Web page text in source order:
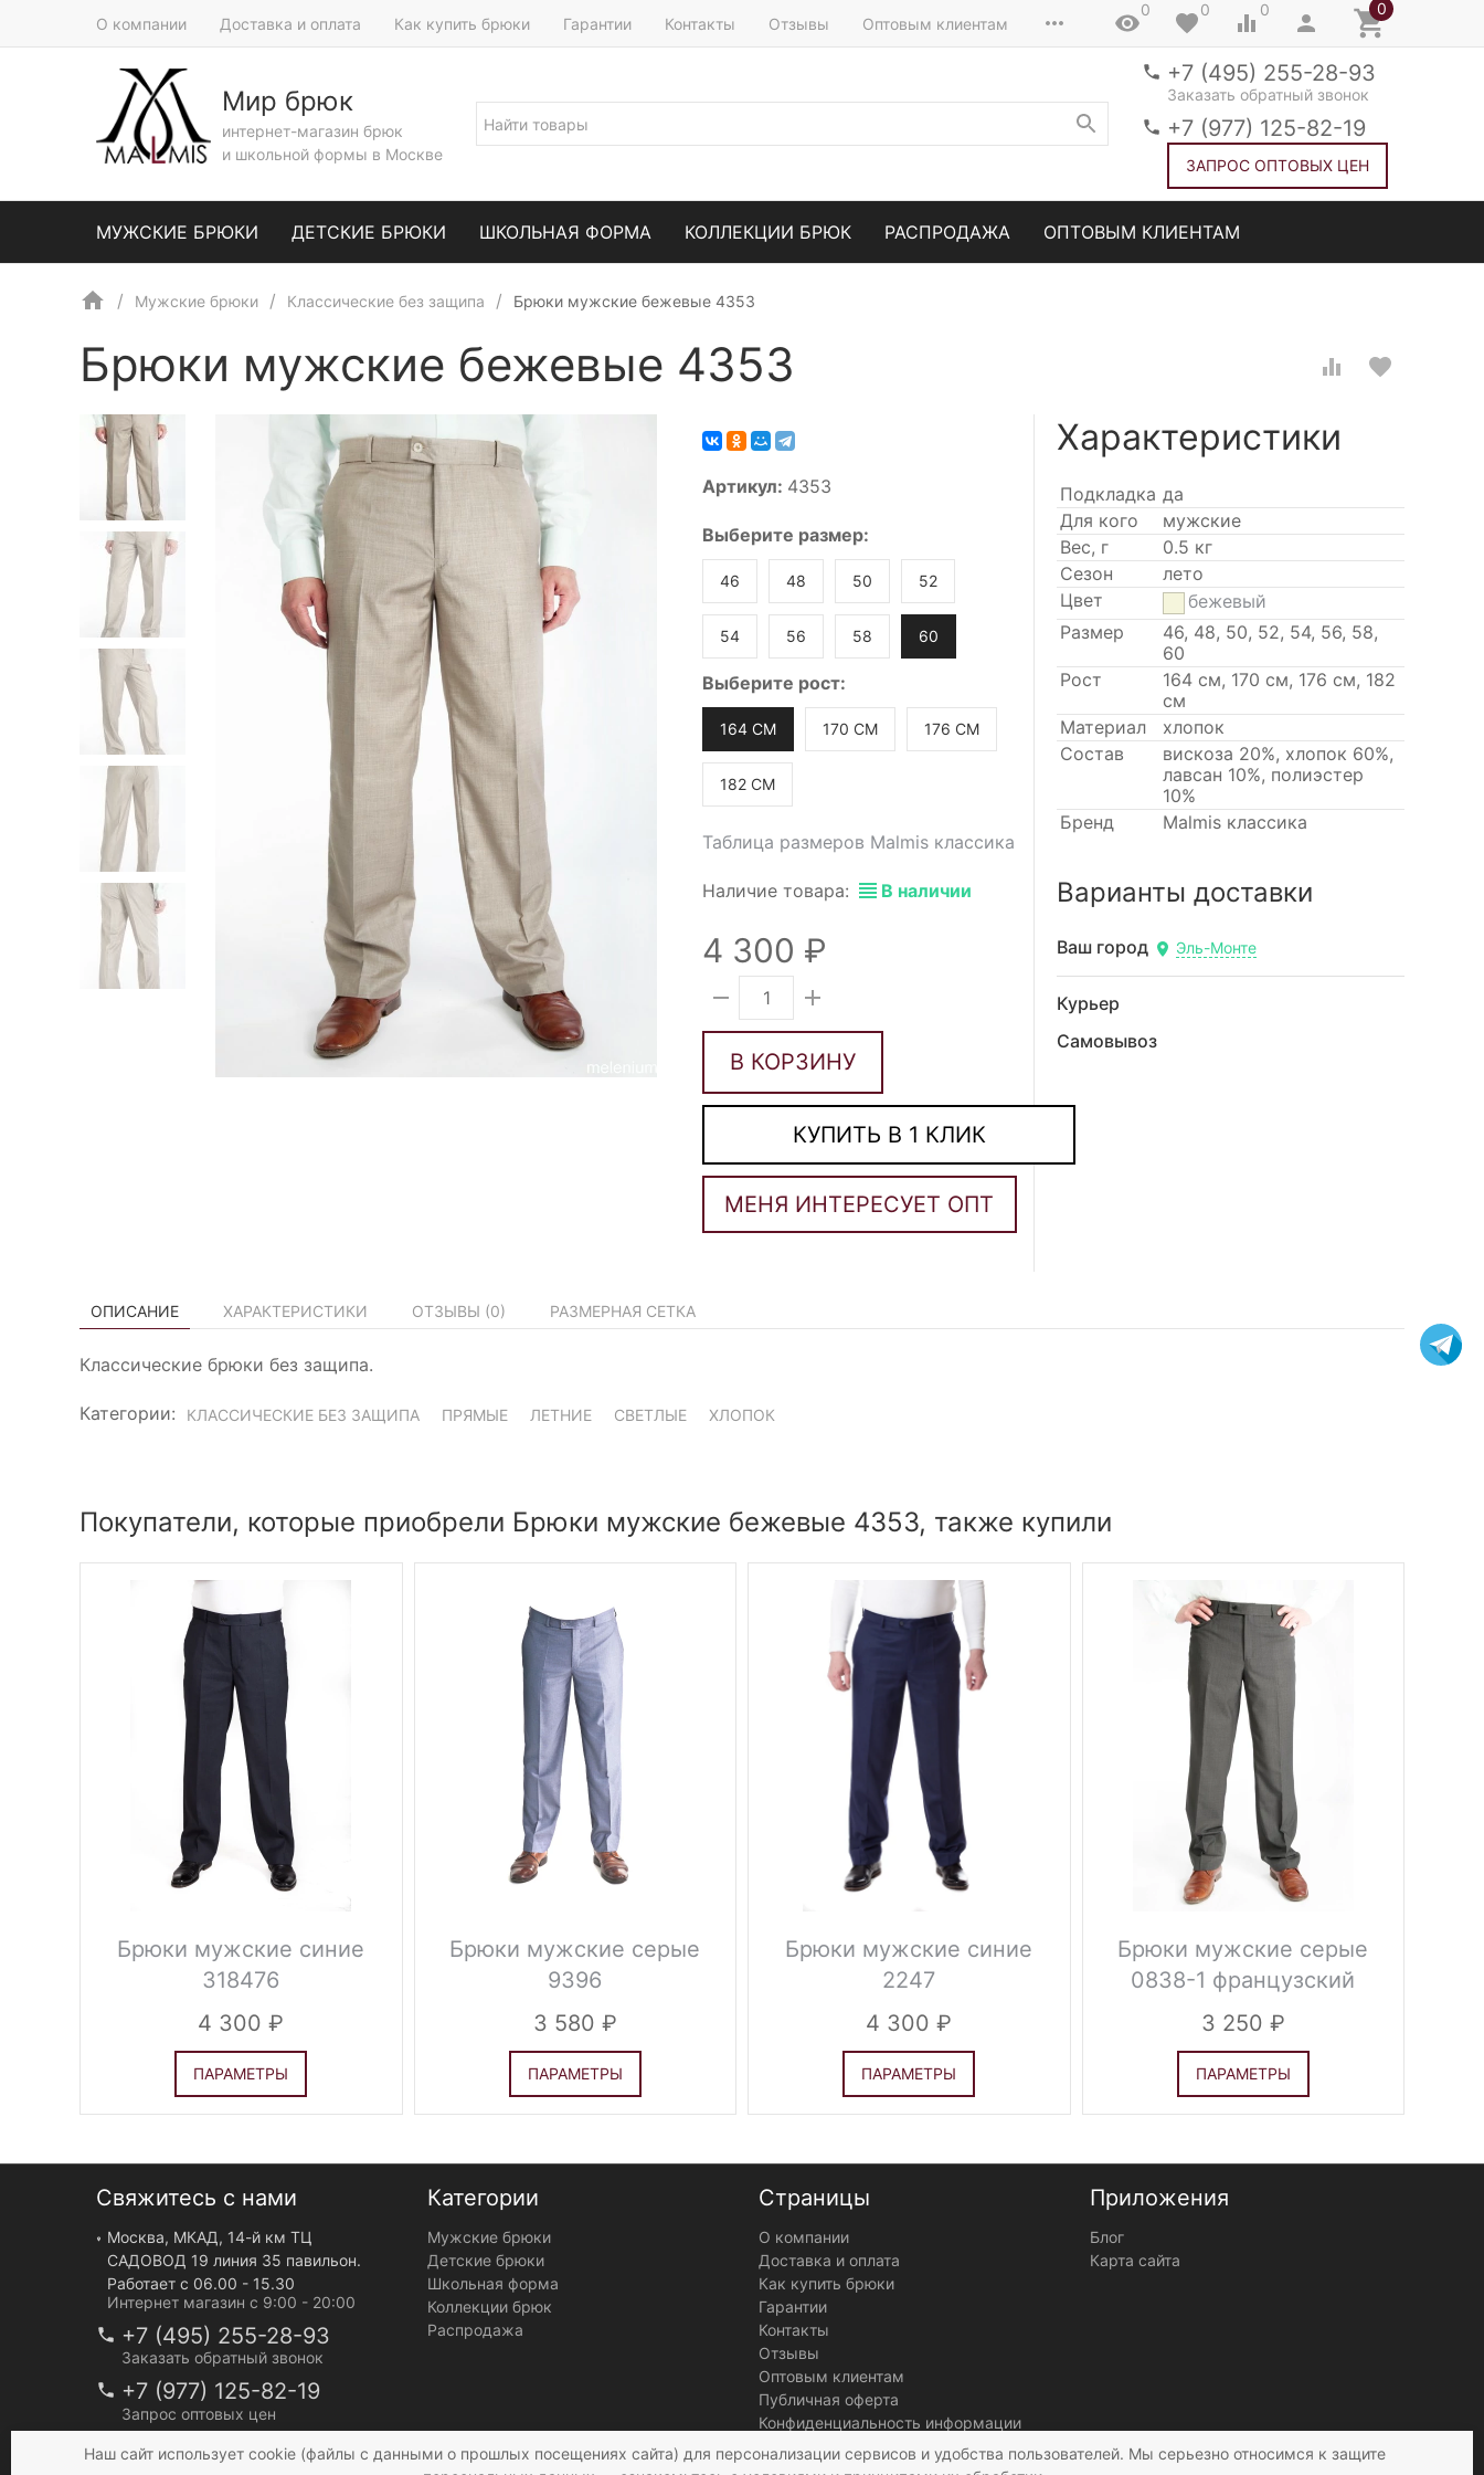
О компании Доставка и оплата Как купить брюки Гарантии Контакты Отзывы Оптовым клиентам
0 0 0 0
Мир брюк
интернет-магазин брюк
и школьной формы в Москве
+7 (495) 255-28-93
Заказать обратный звонок
+7 (977) 125-82-19
ЗАПРОС ОПТОВЫХ ЦЕН
МУЖСКИЕ БРЮКИ ДЕТСКИЕ БРЮКИ ШКОЛЬНАЯ ФОРМА КОЛЛЕКЦИИ БРЮК РАСПРОДАЖА ОПТОВЫМ КЛИЕНТАМ
Мужские брюки Классические без защипа Брюки мужские бежевые 4353
Брюки мужские бежевые 4353
Артикул: 4353
Выберите размер:
46 48 50 52
54 56 58 60
Выберите рост:
164 СМ 170 СМ 176 СМ
182 СМ
Таблица размеров Malmis классика
Наличие товара: В наличии
4 300
В КОРЗИНУ
КУПИТЬ В 1 КЛИК
Характеристики
Подкладка да
Для кого
мужские
Вес, г
0.5 кг
Сезон
лето
Цвет
бежевый
Размер
46, 48, 50, 52, 54, 56, 58,
60
Рост
164 см, 170 см, 176 см, 182
см
Материал
хлопок
Состав
вискоза 20%, хлопок 60%,
лавсан 10%, полиэстер
10%
Бренд
Malmis классика
Варианты доставки
Ваш город Эль-Монте
Курьер
Самовывоз
ОПИСАНИЕ ХАРАКТЕРИСТИКИ ОТЗЫВЫ (0) РАЗМЕРНАЯ СЕТКА
Классические брюки без защипа.
Категории: КЛАССИЧЕСКИЕ БЕЗ ЗАЩИПА ПРЯМЫЕ ЛЕТНИЕ СВЕТЛЫЕ ХЛОПОК
Покупатели, которые приобрели Брюки мужские бежевые 4353, также купили
Брюки мужские синие
318476
4 300
ПАРАМЕТРЫ
Брюки мужские серые
9396
3 580
ПАРАМЕТРЫ
Брюки мужские синие
2247
4 300
ПАРАМЕТРЫ
Брюки мужские серые
0838-1 французский
карман
3 250
ПАРАМЕТРЫ
Свяжитесь с нами
Москва, МКАД, 14-й км ТЦ
САДОВОД 19 линия 35 павильон.
Работает с 06.00 - 15.30
Интернет магазин с 9:00 - 20:00
+7 (495) 255-28-93
Заказать обратный звонок
+7 (977) 125-82-19
Запрос оптовых цен
info@mir-bruk.ru
Категории
Мужские брюки
Детские брюки
Школьная форма
Коллекции брюк
Распродажа
Страницы
О компании
Доставка и оплата
Как купить брюки
Гарантии
Контакты
Отзывы
Оптовым клиентам
Публичная оферта
Конфиденциальность информации
Приложения
Блог
Карта сайта
Наш сайт использует cookie (файлы с данными о прошлых посещениях сайта) для персонализации сервисов и удобства пользователей. Мы серьезно относимся к защите